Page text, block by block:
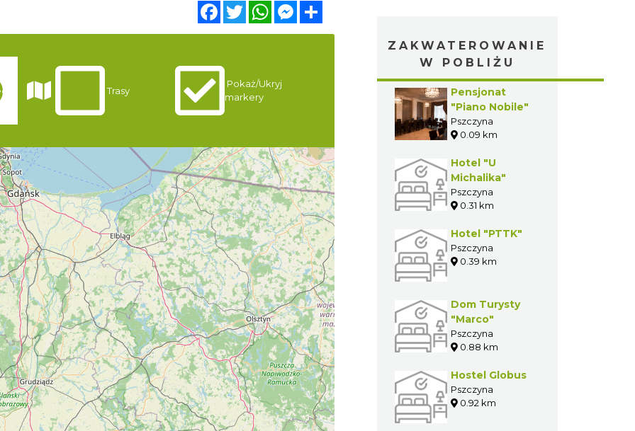
FacebookTwitterWhatsAppMessenger
Trasy
Pokaż/Ukryj
markery
ZAKWATEROWANIE
W POBLIŻU
Pensjonat
"Piano Nobile"
Pszczyna
0.09 km
Hotel "U
Michalika"
Pszczyna
0.31 km
Hotel "PTTK"
Pszczyna
0.39 km
Dom Turysty
"Marco"
Pszczyna
0.88 km
Hostel Globus
Pszczyna
0.92 km